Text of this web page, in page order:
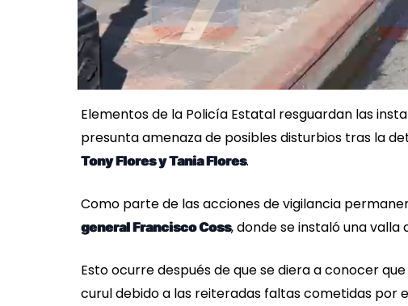
Elementos de la Policía Estatal resguardan las
presunta amenaza de posibles disturbios tras la
Tony Flores y Tania Flores.
Como parte de las acciones de vigilancia
general Francisco Coss, donde se instaló una
Esto ocurre después de que se diera a conocer que
curul debido a las reiteradas faltas cometidas por